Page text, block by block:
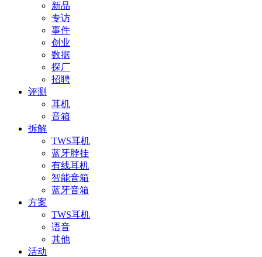
新品
专访
事件
创业
数据
探厂
招聘
评测
耳机
音箱
拆解
TWS耳机
蓝牙脖挂
有线耳机
智能音箱
蓝牙音箱
方案
TWS耳机
语音
其他
活动